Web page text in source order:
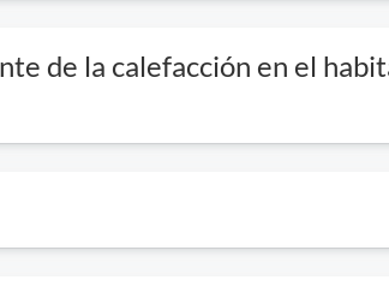
de la calefacción en el